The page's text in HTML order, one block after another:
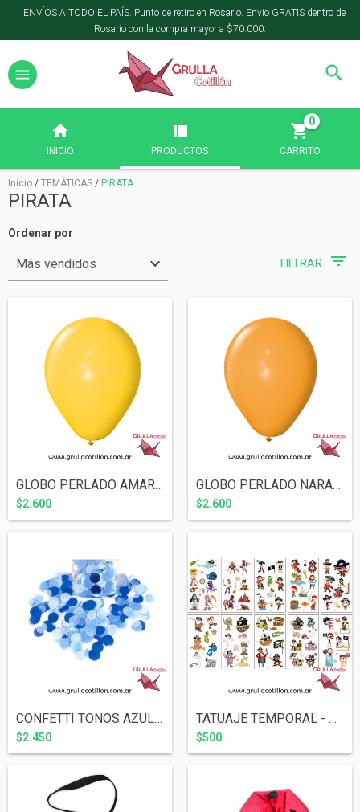
ENVÍOS A TODO EL PAÍS. Punto de retiro en Rosario. Envio GRATIS dentro de
Rosario con la compra mayor a $70.000.
INICIO PRODUCTOS CARRITO
0
Inicio / TEMÁTICAS / PIRATA
PIRATA
Ordenar por
FILTRAR
GLOBO PERLADO AMARILLO 12" x10
$2.600
GLOBO PERLADO NARANJA 12" x10
$2.600
CONFETTI TONOS AZULES
$2.450
TATUAJE TEMPORAL - PIRATAS
$500